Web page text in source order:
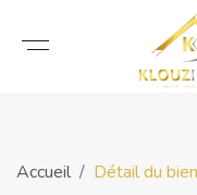
Accueil Détail du bien